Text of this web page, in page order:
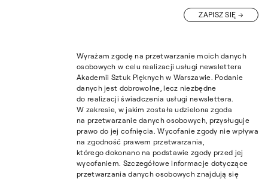
ZAPISZ SIĘ
Wyrażam zgodę na przetwarzanie moich danych
osobowych w celu realizacji usługi newslettera
Akademii Sztuk Pięknych w Warszawie. Podanie
danych jest dobrowolne, lecz niezbędne
do realizacji świadczenia usługi newslettera.
W zakresie, w jakim została udzielona zgoda
na przetwarzanie danych osobowych, przysługuje
prawo do jej cofnięcia. Wycofanie zgody nie wpływa
na zgodność prawem przetwarzania,
którego dokonano na podstawie zgody przed jej
wycofaniem. Szczegółowe informacje dotyczące
przetwarzania danych osobowych znajdują się